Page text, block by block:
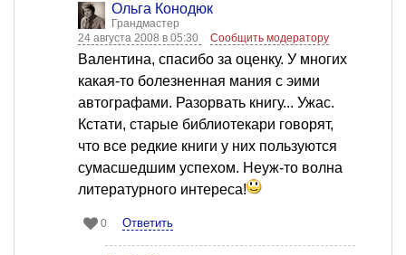
Ольга Конодюк
Грандмастер
24 августа 2008 в 05:30
Сообщить модератору
Валентина, спасибо за оценку. У многих
какая-то болезненная мания с эими
автографами. Разорвать книгу... Ужас.
Кстати, старые библиотекари говорят,
что все редкие книги у них пользуются
сумасшедшим успехом. Неуж-то волна
литературного интереса!
0 Ответить